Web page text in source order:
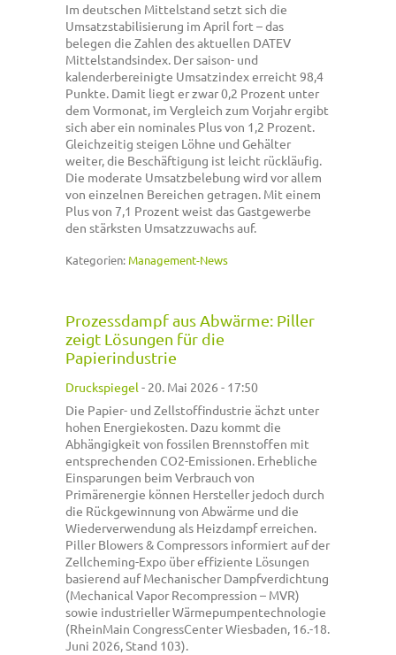
Im deutschen Mittelstand setzt sich die
Umsatzstabilisierung im April fort – das
belegen die Zahlen des aktuellen DATEV
Mittelstandsindex. Der saison- und
kalenderbereinigte Umsatzindex erreicht 98,4
Punkte. Damit liegt er zwar 0,2 Prozent unter
dem Vormonat, im Vergleich zum Vorjahr ergibt
sich aber ein nominales Plus von 1,2 Prozent.
Gleichzeitig steigen Löhne und Gehälter
weiter, die Beschäftigung ist leicht rückläufig.
Die moderate Umsatzbelebung wird vor allem
von einzelnen Bereichen getragen. Mit einem
Plus von 7,1 Prozent weist das Gastgewerbe
den stärksten Umsatzzuwachs auf.
Kategorien: Management-News
Prozessdampf aus Abwärme: Piller
zeigt Lösungen für die
Papierindustrie
Druckspiegel - 20. Mai 2026 - 17:50
Die Papier- und Zellstoffindustrie ächzt unter
hohen Energiekosten. Dazu kommt die
Abhängigkeit von fossilen Brennstoffen mit
entsprechenden CO2-Emissionen. Erhebliche
Einsparungen beim Verbrauch von
Primärenergie können Hersteller jedoch durch
die Rückgewinnung von Abwärme und die
Wiederverwendung als Heizdampf erreichen.
Piller Blowers & Compressors informiert auf der
Zellcheming-Expo über effiziente Lösungen
basierend auf Mechanischer Dampfverdichtung
(Mechanical Vapor Recompression – MVR)
sowie industrieller Wärmepumpentechnologie
(RheinMain CongressCenter Wiesbaden, 16.-18.
Juni 2026, Stand 103).